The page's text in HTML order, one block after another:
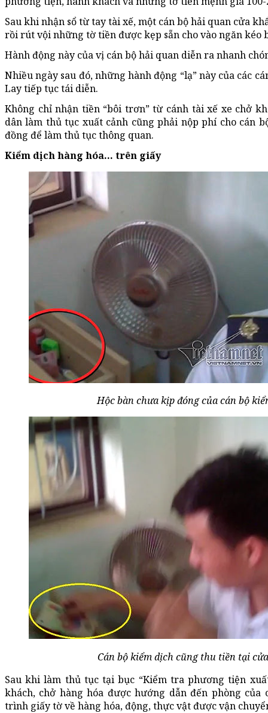
Sau khi nhận sổ từ tay tài xế, một cán bộ hải quan cửa
rồi rút vội những tờ tiền được kẹp sẵn cho vào ngăn kéo
Hành động này của vị cán bộ hải quan diễn ra nhanh
Nhiều ngày sau đó, những hành động “lạ” này của các
Lay tiếp tục tái diễn.
Không chỉ nhận tiền “bôi trơn” từ cánh tài xế xe chở
dân làm thủ tục xuất cảnh cũng phải nộp phí cho cán
đồng để làm thủ tục thông quan.
Kiểm dịch hàng hóa… trên giấy
Hộc bàn chưa kịp đóng của cán bộ
Cán bộ kiểm dịch cũng thu tiền tại
Sau khi làm thủ tục tại bục “Kiểm tra phương tiện
khách, chở hàng hóa được hướng dẫn đến phòng của
trình giấy tờ về hàng hóa, động, thực vật được vận